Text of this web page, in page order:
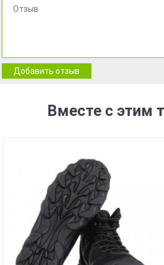
Добавить отзыв
Вместе с этим